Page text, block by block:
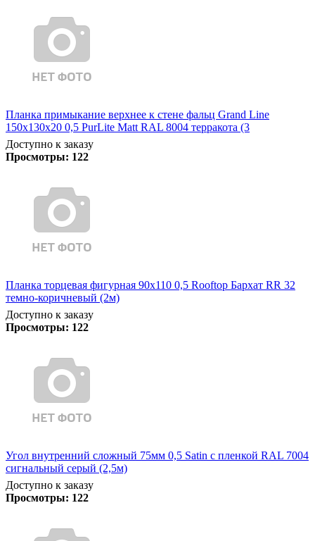
Планка примыкание верхнее к стене фальц Grand Line
150х130х20 0,5 PurLite Matt RAL 8004 терракота (3
Доступно к заказу
Просмотры: 122
Планка торцевая фигурная 90х110 0,5 Rooftop Бархат RR 32
темно-коричневый (2м)
Доступно к заказу
Просмотры: 122
Угол внутренний сложный 75мм 0,5 Satin с пленкой RAL 7004
сигнальный серый (2,5м)
Доступно к заказу
Просмотры: 122